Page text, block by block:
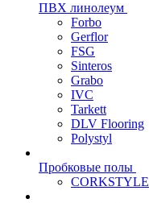
ПВХ линолеум
Forbo
Gerflor
FSG
Sinteros
Grabo
IVC
Tarkett
DLV Flooring
Polystyl
Пробковые полы
CORKSTYLE